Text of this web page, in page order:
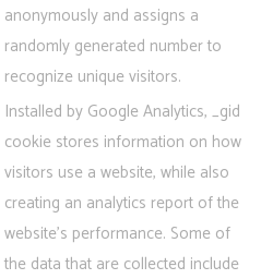
anonymously and assigns a
randomly generated number to
recognize unique visitors.
Installed by Google Analytics, _gid
cookie stores information on how
visitors use a website, while also
creating an analytics report of the
website's performance. Some of
the data that are collected include